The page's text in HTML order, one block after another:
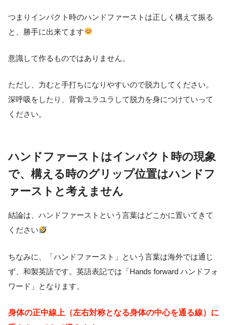
つまりインパクト時のハンドファーストは正しく構えて振る
と、勝手に出来てます
意識して作るものではありません。
ただし、力むと手打ちになりやすいので脱力してください。
深呼吸をしたり、背骨ユラユラして脱力を身につけていって
ください。
ハンドファーストはインパクト時の現象
で、構える時のグリップ位置はハンドフ
ァーストと考えません
結論は、ハンドファーストという言葉はどこかに置いてきて
ください
ちなみに、「ハンドファースト」という言葉は海外では通じ
ず、和製英語です。英語表記では「Hands forward ハンドフォ
ワード」となります。
身体の正中線上（左右対称となる身体の中心を通る線）に